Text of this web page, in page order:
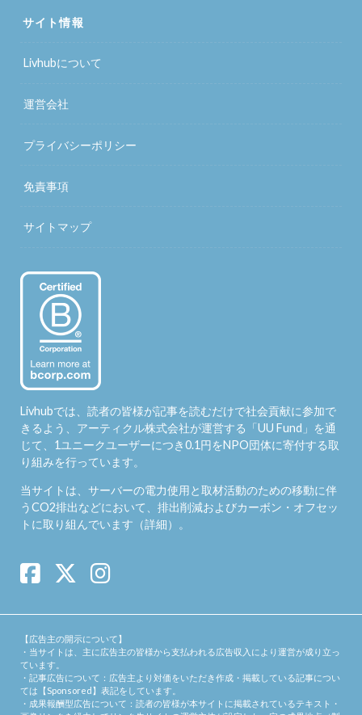
サイト情報
Livhubについて
運営会社
プライバシーポリシー
免責事項
サイトマップ
Livhubでは、読者の皆様が記事を読むだけで社会貢献に参加で
きるよう、アーティクル株式会社が運営する「UU Fund 」を通
じて、1ユニークユーザーにつき0.1円をNPO団体に寄付する取
り組みを行っています。
当サイトは、サーバーの電力使用と取材活動のための移動に伴
うCO2排出などにおいて、排出削減およびカーボン・オフセッ
トに取り組んでいます（詳細）。
【広告主の開示について】
・当サイトは、主に広告主の皆様から支払われる広告収入により運営が成り立っ
ています。
・記事広告について：広告主より対価をいただき作成・掲載している記事につい
ては【Sponsored】表記をしています。
・成果報酬型広告について：読者の皆様が本サイトに掲載されているテキスト・